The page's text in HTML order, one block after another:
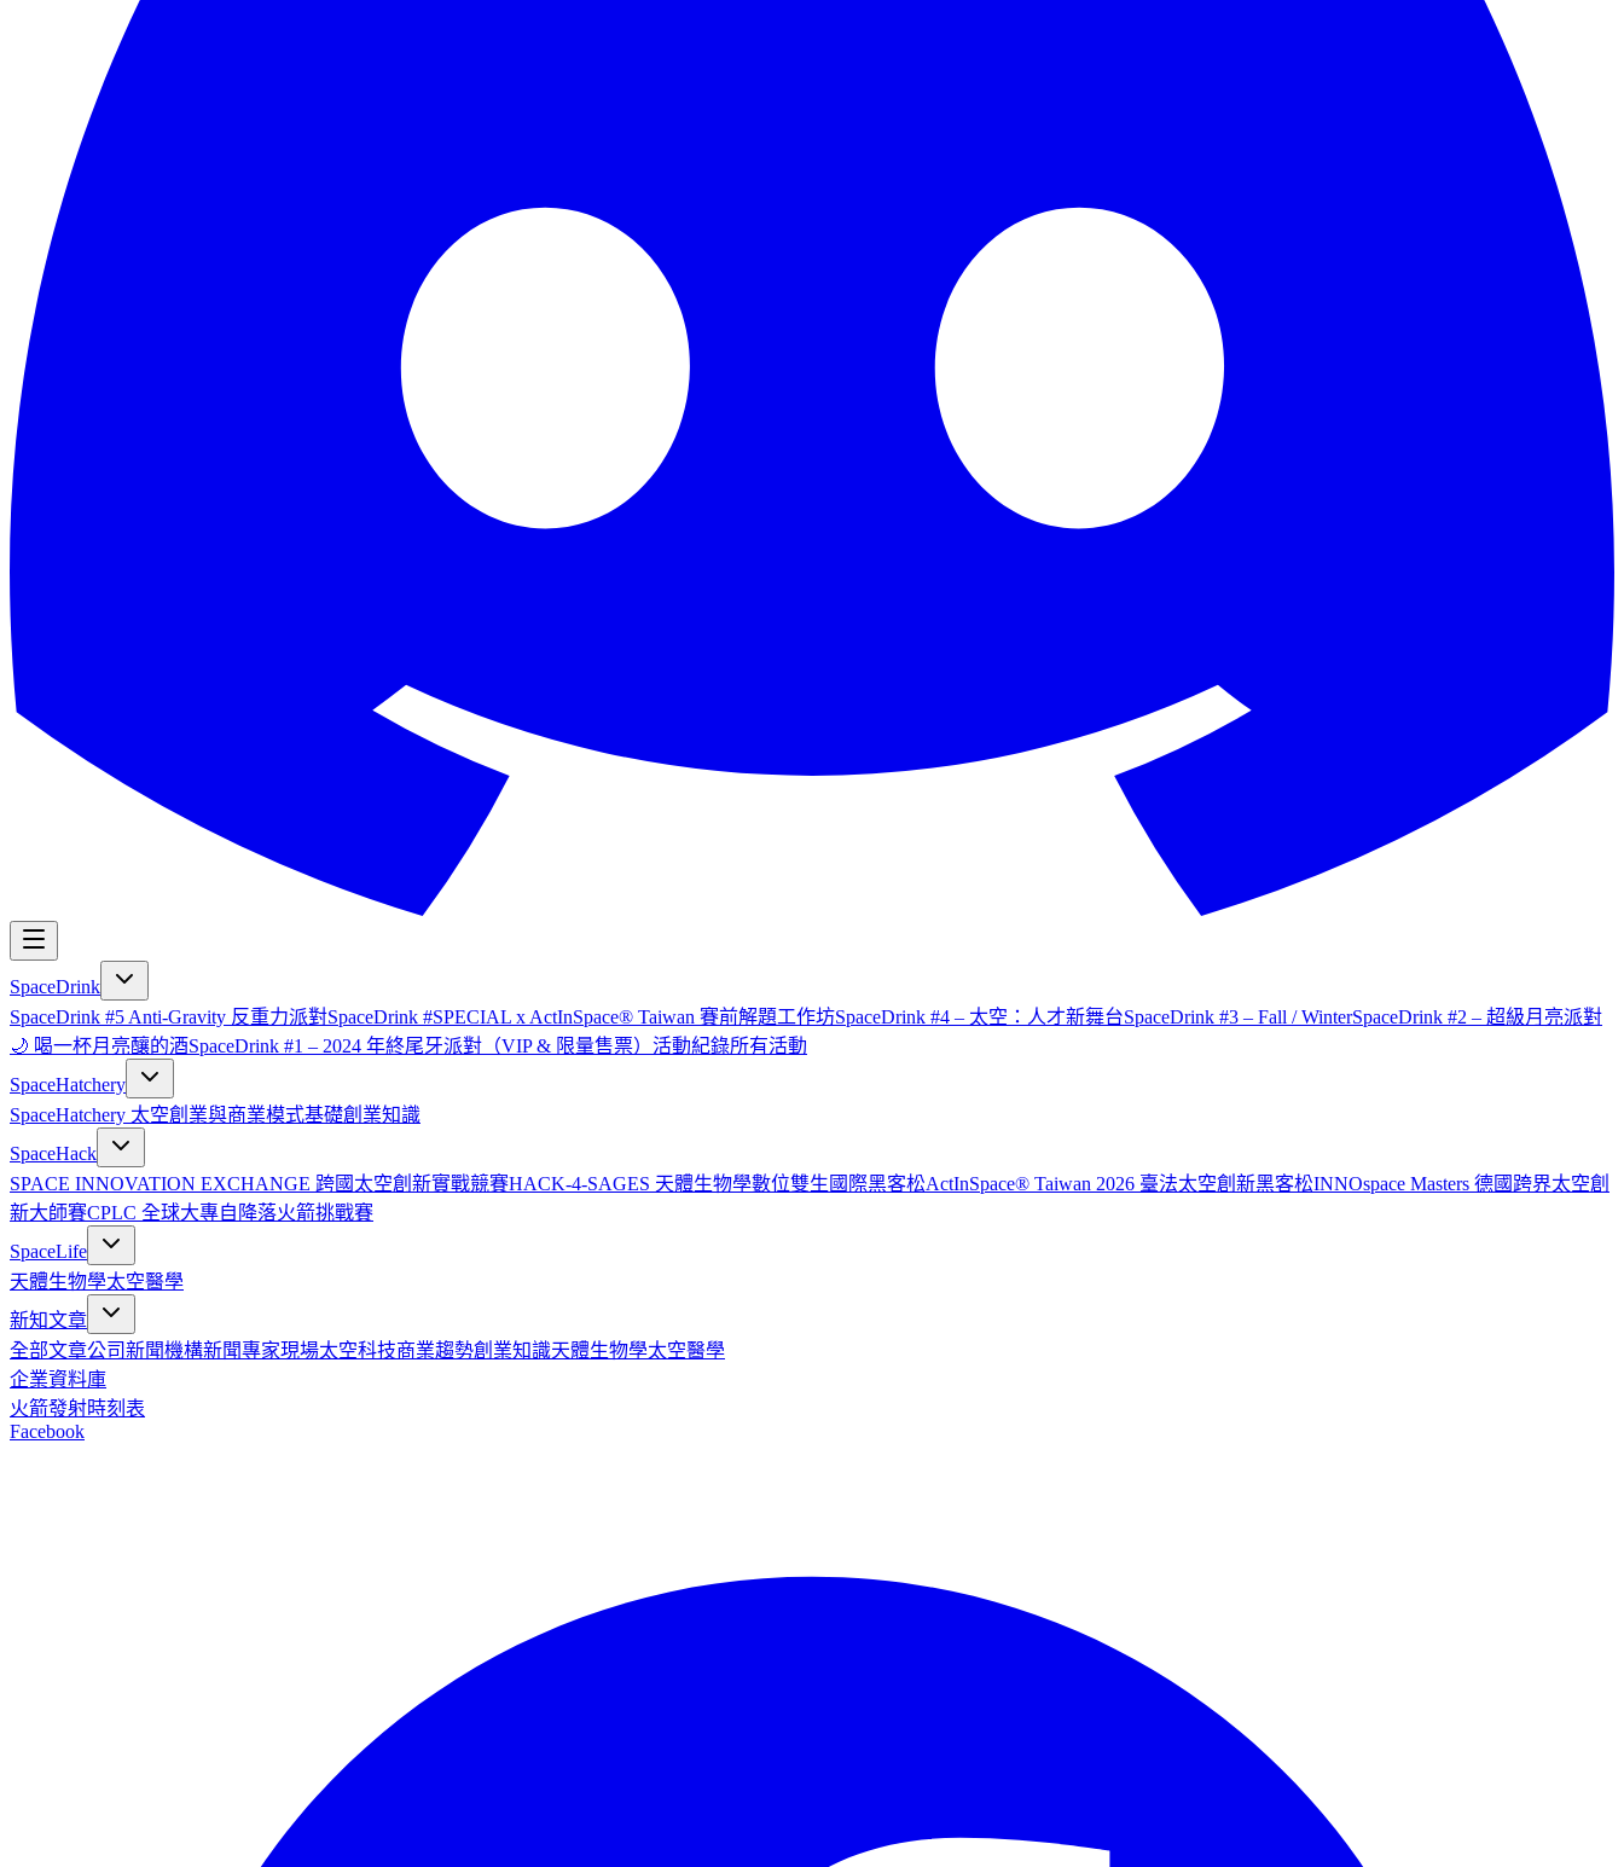
SpaceDrink
SpaceDrink #5 Anti-Gravity 反重力派對SpaceDrink #SPECIAL x ActInSpace® Taiwan 賽前解題工作坊SpaceDrink #4 – 太空：人才新舞台SpaceDrink #3 – Fall / WinterSpaceDrink #2 – 超級月亮派對
🌙 喝一杯月亮釀的酒SpaceDrink #1 – 2024 年終尾牙派對（VIP & 限量售票） 活動紀錄所有活動
SpaceHatchery
SpaceHatchery 太空創業與商業模式基礎創業知識
SpaceHack
SPACE INNOVATION EXCHANGE 跨國太空創新實戰競賽HACK-4-SAGES 天體生物學數位雙生國際黑客松ActInSpace® Taiwan 2026 臺法太空創新黑客松INNOspace Masters 德國跨界太空創
新大師賽CPLC 全球大專自降落火箭挑戰賽
SpaceLife
天體生物學太空醫學
新知文章
全部文章公司新聞機構新聞專家現場太空科技商業趨勢創業知識天體生物學太空醫學
企業資料庫
火箭發射時刻表
Facebook